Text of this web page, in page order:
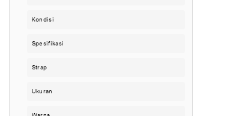
Kondisi
Spesifikasi
Strap
Ukuran